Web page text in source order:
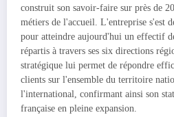
construit son savoir-faire sur près de
métiers de l'accueil. L'entreprise s'est
pour atteindre aujourd'hui un effectif
répartis à travers ses six directions
stratégique lui permet de répondre
clients sur l'ensemble du territoire
l'international, confirmant ainsi son
française en pleine expansion.